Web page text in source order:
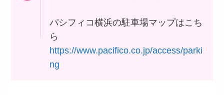
パシフィコ横浜の駐車場マップはこち
ら
https://www.pacifico.co.jp/access/parki
ng